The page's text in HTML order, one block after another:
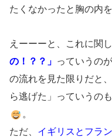
たくなかったと胸の内
えーーーと、これに関し
の！？？」 っていうの
の流れを見た限りだと
ら逃げた」っていうの
。
ただ、 イギリスとフラ